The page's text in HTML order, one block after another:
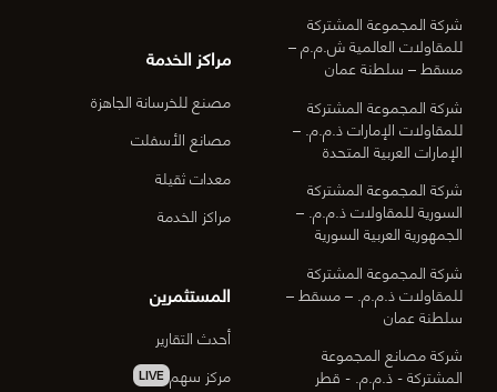
شركة المجموعة المشتركة
للمقاولات العالمية ش.م.م –
مسقط – سلطنة عمان
شركة المجموعة المشتركة
للمقاولات الإمارات ذ.م.م. –
الإمارات العربية المتحدة
شركة المجموعة المشتركة
السورية للمقاولات ذ.م.م. –
الجمهورية العربية السورية
شركة المجموعة المشتركة
للمقاولات ذ.م.م. – مسقط –
سلطنة عمان
شركة مصانع المجموعة
المشتركة - ذ.م.م. - قطر
مراكز الخدمة
مصنع للخرسانة الجاهزة
مصانع الأسفلت
معدات ثقيلة
مراكز الخدمة
المستثمرين
أحدث التقارير
مركز سهم LIVE